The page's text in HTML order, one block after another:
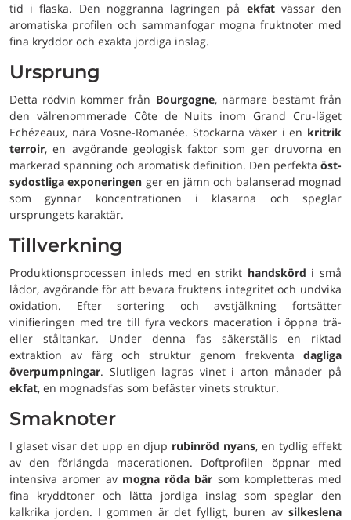
tid i flaska. Den noggranna lagringen på ekfatvässar den
aromatiska profilen och sammanfogar mogna fruktnoter med
fina kryddor och exakta jordiga inslag.
Ursprung
Detta rödvin kommer från Bourgogne, närmare bestämt från
den välrenommerade Côte de Nuits inom Grand Cru-läget
Echézeaux, nära Vosne-Romanée. Stockarna växer i en kritrik
terroir, en avgörande geologisk faktor som ger druvorna en
markerad spänning och aromatisk definition. Den perfekta öst-
sydostliga exponeringen ger en jämn och balanserad mognad
som gynnar koncentrationen i klasarna och speglar
ursprungets karaktär.
Tillverkning
Produktionsprocessen inleds med en strikt handskörd i små
lådor, avgörande för att bevara fruktens integritet och undvika
oxidation. Efter sortering och avstjälkning fortsätter
vinifieringen med tre till fyra veckors maceration i öppna trä-
eller ståltankar. Under denna fas säkerställs en riktad
extraktion av färg och struktur genom frekventa dagliga
överpumpningar. Slutligen lagras vinet i arton månader på
ekfat, en mognadsfas som befäster vinets struktur.
Smaknoter
I glaset visar det upp en djup rubinröd nyans, en tydlig effekt
av den förlängda macerationen. Doftprofilen öppnar med
intensiva aromer av mogna röda bär som kompletteras med
fina kryddtoner och lätta jordiga inslag som speglar den
kalkrika jorden. I gommen är det fylligt, buren av silkeslena